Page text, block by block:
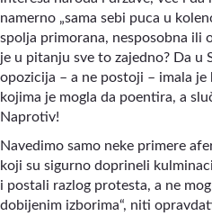
namerno „sama sebi puca u
spolja primorana, nesposobna ili
je u pitanju sve to zajedno? Da u
opozicija – a ne postoji – imala je
kojima je mogla da poentira, a
Naprotiv!
Navedimo samo neke primere
koji su sigurno doprineli
i postali razlog protesta, a ne
dobijenim izborima“, niti